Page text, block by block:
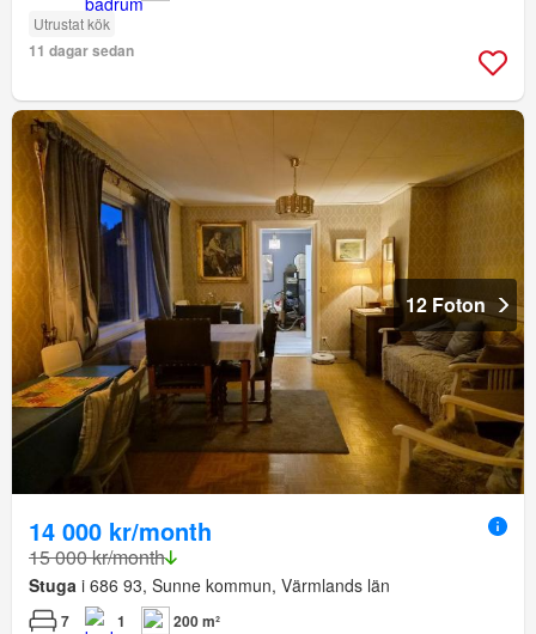
Utrustat kök
11 dagar sedan
12 Foton
14 000 kr/month
15 000 kr/month
Stuga i 686 93, Sunne kommun, Värmlands län
7 1 200 m²